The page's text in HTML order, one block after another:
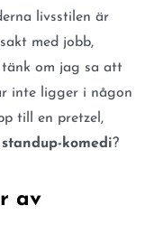
livsstilen är
med jobb,
tänk om jag sa att
inte ligger i någon
till en pretzel,
standup-komedi?
av